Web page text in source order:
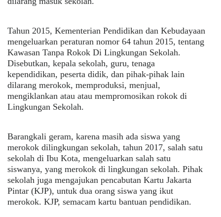
Tahun 2015, Kementerian Pendidikan dan Kebudayaan
mengeluarkan peraturan nomor 64 tahun 2015, tentang
Kawasan Tanpa Rokok Di Lingkungan Sekolah.
Disebutkan, kepala sekolah, guru, tenaga
kependidikan, peserta didik, dan pihak-pihak lain
dilarang merokok, memproduksi, menjual,
mengiklankan atau atau mempromosikan rokok di
Lingkungan Sekolah.
Barangkali geram, karena masih ada siswa yang
merokok dilingkungan sekolah, tahun 2017, salah satu
sekolah di Ibu Kota, mengeluarkan salah satu
siswanya, yang merokok di lingkungan sekolah. Pihak
sekolah juga mengajukan pencabutan Kartu Jakarta
Pintar (KJP), untuk dua orang siswa yang ikut
merokok. KJP, semacam kartu bantuan pendidikan.